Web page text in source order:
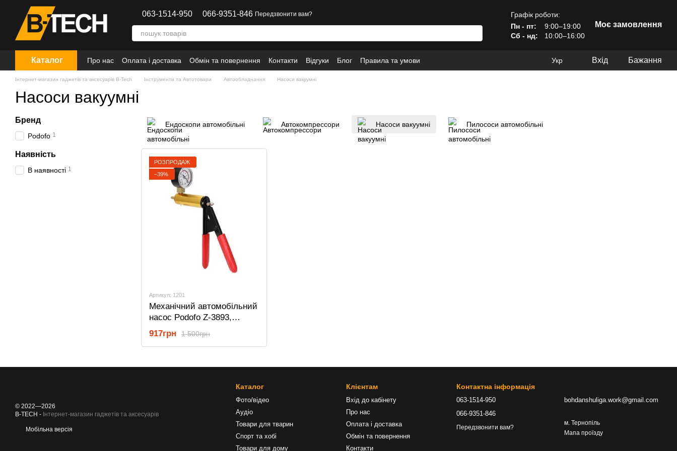
Перейти до основного контенту
063-1514-950 066-9351-846 Передзвонити вам?
Графік роботи:
Пн - пт:
9:00–19:00
Сб - нд:
10:00–16:00
Моє замовлення
Каталог Про нас Оплата і доставка Обмін та повернення Контакти Відгуки Блог Правила та умови Укр Вхід Бажання
Інтернет-магазин гаджетів та аксесуарів B-Tech Інструменти та Автотовари Автообладнання Насоси вакуумні
Насоси вакуумні
Ендоскопи автомобільні Автокомпрессори Насоси вакуумні Пилососи автомобільні
РОЗПРОДАЖ
−39%
Артикул: 1201
Механічний автомобільний
насос Podofo Z-3893,
ручний набір для
прокачування гальм в
1 500грн
917грн
Бренд
Podofo 1
Наявність
В наявності 1
© 2022—2026
B-TECH - Інтернет-магазин гаджетів та аксесуарів
Мобільна версія
Каталог
Фото/відео
Аудіо
Товари для тварин
Спорт та хобі
Товари для дому
Клієнтам
Вхід до кабінету
Про нас
Оплата і доставка
Обмін та повернення
Контакти
Контактна інформація
063-1514-950
066-9351-846
Передзвонити вам?
bohdanshuliga.work@gmail.com
м. Тернопіль
Мапа проїзду